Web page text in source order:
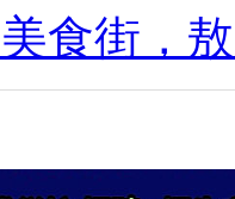
食街，